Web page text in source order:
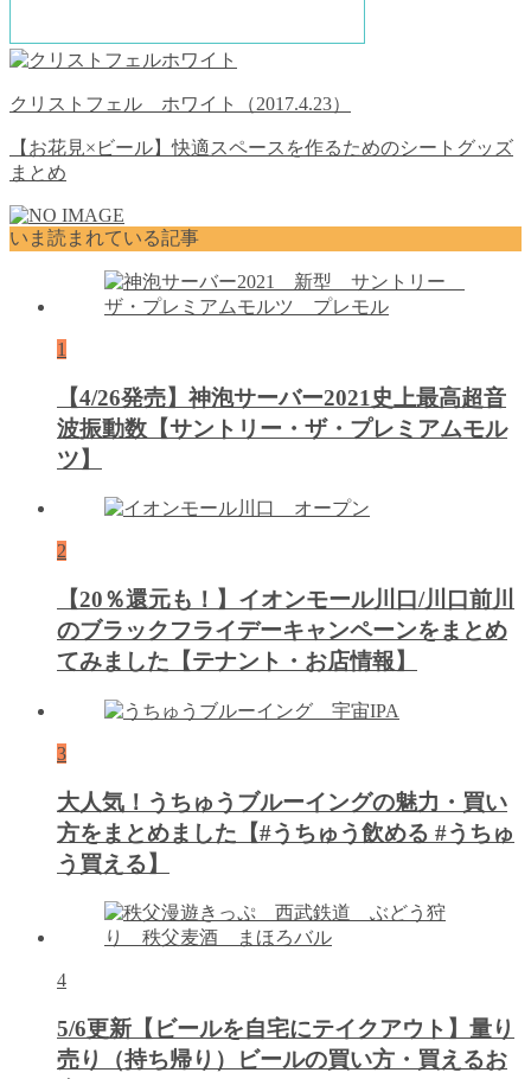
クリストフェル ホワイト（2017.4.23）
【お花見×ビール】快適スペースを作るためのシートグッズ
まとめ
いま読まれている記事
1
【4/26発売】神泡サーバー2021史上最高超音
波振動数【サントリー・ザ・プレミアムモル
ツ】
2
【20％還元も！】イオンモール川口/川口前川
のブラックフライデーキャンペーンをまとめ
てみました【テナント・お店情報】
3
大人気！うちゅうブルーイングの魅力・買い
方をまとめました【#うちゅう飲める #うちゅ
う買える】
4
5/6更新【ビールを自宅にテイクアウト】量り
売り（持ち帰り）ビールの買い方・買えるお